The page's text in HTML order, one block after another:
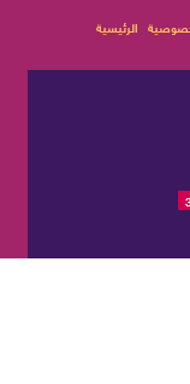
الرئيسية